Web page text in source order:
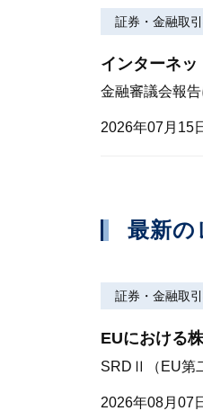
証券・金融取
インターネ
金融審議会報
2026年07月15
最新の
証券・金融取
EUにおける
SRDⅡ（EU第
2026年08月07